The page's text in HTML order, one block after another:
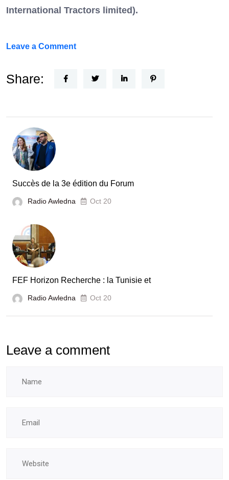
International Tractors limited).
Leave a Commenton
Nouvel
le
Tunisie
Share:
Succès de la 3e édition du Forum
Radio Awledna Oct 20
FEF Horizon Recherche : la Tunisie et
Radio Awledna Oct 20
Leave a comment